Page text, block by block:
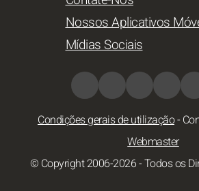
Nossos Aplicativos
Mídias Sociais
Condições gerais de utilização-
Webmaster
© Copyright 2006-2026 - Todos os